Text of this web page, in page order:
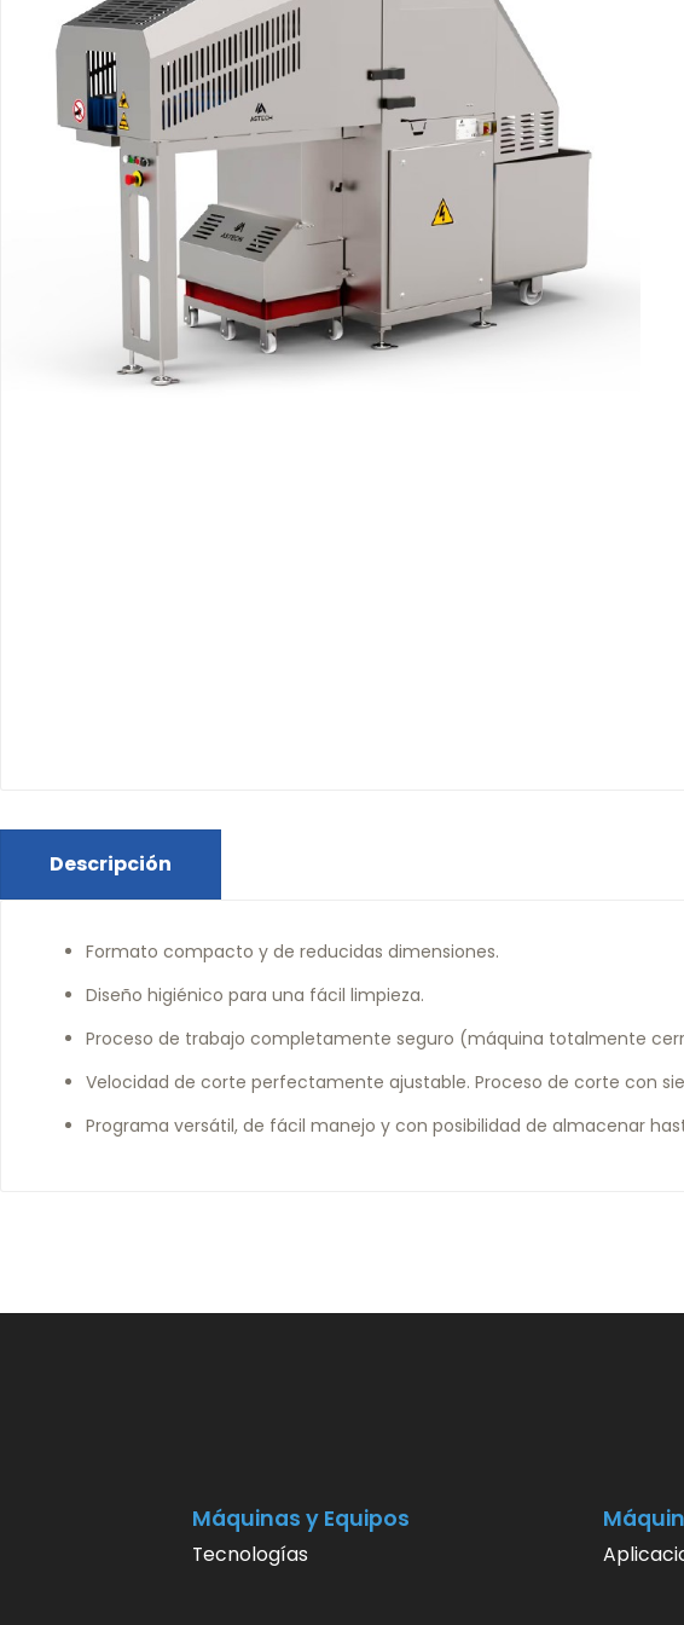
Descripción
Formato compacto y de reducidas dimensiones.
Diseño higiénico para una fácil limpieza.
Proceso de trabajo completamente seguro (máquina totalmente
Velocidad de corte perfectamente ajustable. Proceso de corte con
Programa versátil, de fácil manejo y con posibilidad de almacenar
Máquinas y Equipos
Tecnologías